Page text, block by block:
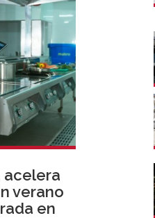
acelera
verano
en